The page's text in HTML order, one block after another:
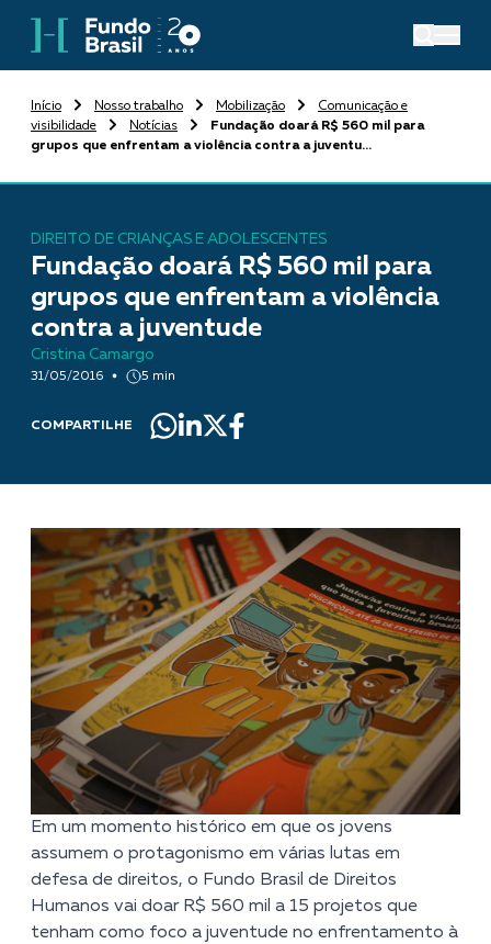
Início Nosso trabalho Mobilização
Comunicação e
visibilidade
Notícias
Fundação doará R$ 560 mil para
grupos que enfrentam a violência contra a juventu...
DIREITO DE CRIANÇAS E ADOLESCENTES
Fundação doará R$ 560 mil para
grupos que enfrentam a violência
contra a juventude
Cristina Camargo
31/05/2016 5 min
COMPARTILHE
Em um momento histórico em que os jovens
assumem o protagonismo em várias lutas em
defesa de direitos, o Fundo Brasil de Direitos
Humanos vai doar R$ 560 mil a 15 projetos que
tenham como foco a juventude no enfrentamento à